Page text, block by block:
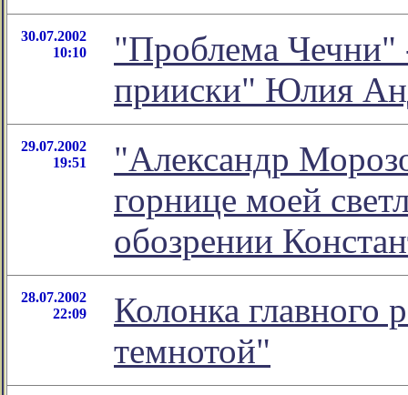
30.07.2002
10:10
"Проблема Чечни"
прииски" Юлия
29.07.2002
19:51
"Александр
горнице моей
обозрении
28.07.2002
22:09
Колонка главного
темнотой"